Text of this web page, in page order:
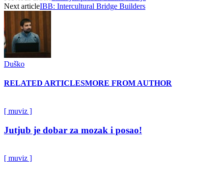
Next articleIBB: Intercultural Bridge Builders
Duško
RELATED ARTICLESMORE FROM AUTHOR
[ muviz ]
Jutjub je dobar za mozak i posao!
[ muviz ]